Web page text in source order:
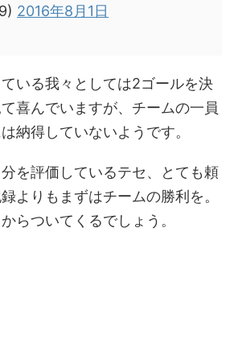
2016年8月1日
いる我々としては2ゴールを決
喜んでいますが、チームの一員
納得していないようです。
を評価しているテセ、とても頼
よりもまずはチームの勝利を。
らついてくるでしょう。